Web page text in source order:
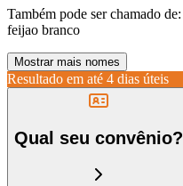
Também pode ser chamado de:
feijao branco
Mostrar mais nomes
Resultado em até 4 dias úteis
Qual seu convênio?